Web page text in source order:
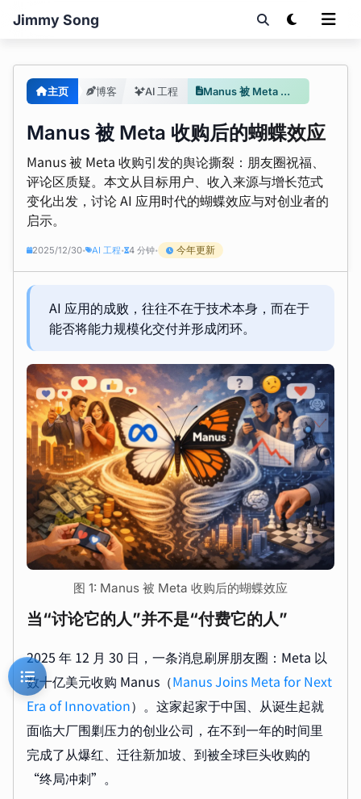
Jimmy Song
主页 博客 AI 工程 Manus 被 Meta 收购后的蝴蝶效应
Manus 被 Meta 收购后的蝴蝶效应
Manus 被 Meta 收购引发的舆论撕裂：朋友圈祝福、
评论区质疑。本文从目标用户、收入来源与增长范式
变化出发，讨论 AI 应用时代的蝴蝶效应与对创业者的
启示。
2025/12/30• AI 工程 • 4 分钟• 今年更新
AI 应用的成败，往往不在于技术本身，而在于
能否将能力规模化交付并形成闭环。
图 1: Manus 被 Meta 收购后的蝴蝶效应
当“讨论它的人”并不是“付费它的人”
2025 年 12 月 30 日，一条消息刷屏朋友圈：Meta 以
数十亿美元收购 Manus（Manus Joins Meta for Next
Era of Innovation）。这家起家于中国、从诞生起就
面临大厂围剿压力的创业公司，在不到一年的时间里
完成了从爆红、迁往新加坡、到被全球巨头收购的
“终局冲刺”。